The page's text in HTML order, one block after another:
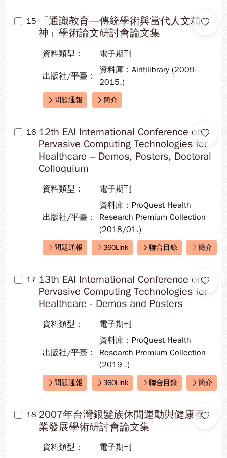
15
「通識教育—傳統學術與當代人文精
神」學術論文研討會論文集
資料類型： 電子期刊
出版社/平臺：
資料庫：Airitilibrary (2009-
2015.)
快速連結：
問題通報 簡介
16 12th EAI International Conference on
Pervasive Computing Technologies for
Healthcare – Demos, Posters, Doctoral
Colloquium
資料類型： 電子期刊
出版社/平臺：
資料庫：ProQuest Health
Research Premium Collection
(2018/01.)
快速連結：
問題通報 360Link 聯合目錄 簡介
17 13th EAI International Conference on
Pervasive Computing Technologies for
Healthcare - Demos and Posters
資料類型： 電子期刊
出版社/平臺：
資料庫：ProQuest Health
Research Premium Collection
(2019 .)
快速連結：
問題通報 360Link 聯合目錄 簡介
18 2007年台灣銀髮族休閒運動與健康產
業發展學術研討會論文集
資料類型： 電子期刊